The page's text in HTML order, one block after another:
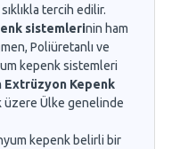
tercih edilir.
sistemlerinin ham
Poliüretanlı ve
kepenk sistemleri
Extrüzyon Kepenk
Ülke genelinde
kepenk belirli bir